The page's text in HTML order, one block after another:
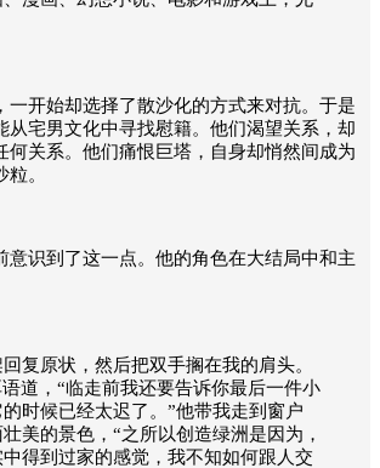
一开始却选择了散沙化的方式来对抗。于是
从宅男文化中寻找慰籍。他们渴望关系，却
何关系。他们痛恨巨塔，自身却悄然间成为
。
意识到了这一点。他的角色在大结局中和主
复原状，然后把双手搁在我的肩头。
道，“临走前我还要告诉你最后一件小
时候已经太迟了。”他带我走到窗户
美的景色，“之所以创造绿洲是因为，
得到过家的感觉，我不知如何跟人交